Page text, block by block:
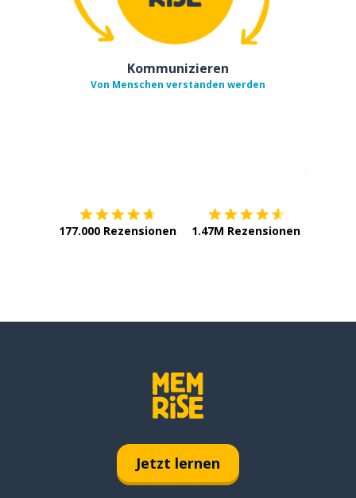
Kommunizieren
Von Menschen verstanden werden
177.000 Rezensionen 1.47M Rezensionen
Jetzt lernen